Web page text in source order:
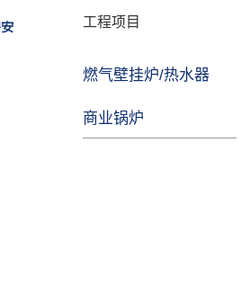
工程项目
燃气壁挂炉/热水器
商业锅炉